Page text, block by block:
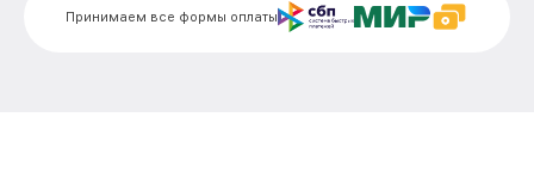
Устранение механических повреждений
от 900₽
Принимаем все формы оплаты